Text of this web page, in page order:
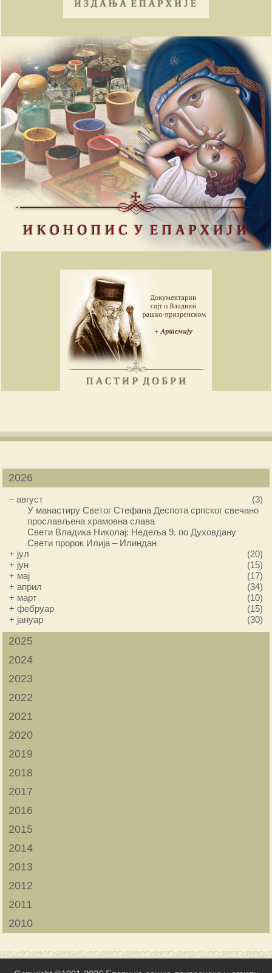
2026
–август
(3)
У манастиру Светог Стефана Деспота српског свечано
прослављена храмовна слава
Свети Владика Николај: Недеља 9. по Духовдану
Свети пророк Илија – Илиндан
+ јул
(20)
+ јун
(15)
+ мај
(17)
+април
(34)
+ март
(10)
+фебруар
(15)
+ јануар (30)
2025
2024
2023
2022
2021
2020
2019
2018
2017
2016
2015
2014
2013
2012
2011
2010